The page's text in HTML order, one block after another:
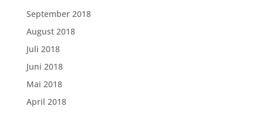
September 2018
August 2018
Juli 2018
Juni 2018
Mai 2018
April 2018